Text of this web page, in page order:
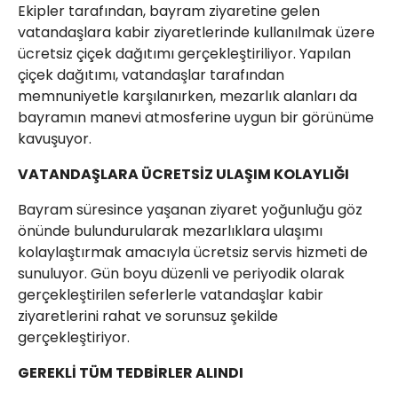
Ekipler tarafından, bayram ziyaretine gelen
vatandaşlara kabir ziyaretlerinde kullanılmak üzere
ücretsiz çiçek dağıtımı gerçekleştiriliyor. Yapılan
çiçek dağıtımı, vatandaşlar tarafından
memnuniyetle karşılanırken, mezarlık alanları da
bayramın manevi atmosferine uygun bir görünüme
kavuşuyor.
VATANDAŞLARA ÜCRETSİZ ULAŞIM KOLAYLIĞI
Bayram süresince yaşanan ziyaret yoğunluğu göz
önünde bulundurularak mezarlıklara ulaşımı
kolaylaştırmak amacıyla ücretsiz servis hizmeti de
sunuluyor. Gün boyu düzenli ve periyodik olarak
gerçekleştirilen seferlerle vatandaşlar kabir
ziyaretlerini rahat ve sorunsuz şekilde
gerçekleştiriyor.
GEREKLİ TÜM TEDBİRLER ALINDI